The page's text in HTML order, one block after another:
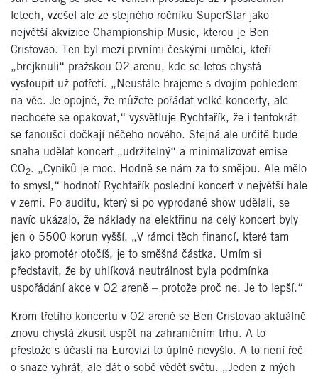
letech, vzešel ale ze stejného ročníku SuperStar jako
největší akvizice Championship Music, kterou je Ben
Cristovao. Ten byl mezi prvními českými umělci, kteří
„brejknuli“ pražskou O2 arenu, kde se letos chystá
vystoupit už potřetí. „Neustále hrajeme s dvojím pohledem
na věc. Je opojné, že můžete pořádat velké koncerty, ale
nechcete se opakovat,“ vysvětluje Rychtařík, že i tentokrát
se fanoušci dočkají něčeho nového. Stejná ale určitě bude
snaha udělat koncert „udržitelný“ a minimalizovat emise
CO2. „Cyniků je moc. Hodně se nám za to smějou. Ale mělo
to smysl,“ hodnotí Rychtařík poslední koncert v největší hale
v zemi. Po auditu, který si po vyprodané show udělali, se
navíc ukázalo, že náklady na elektřinu na celý koncert byly
jen o 5500 korun vyšší. „V rámci těch financí, které tam
jako promotér otočíš, je to směšná částka. Umím si
představit, že by uhlíková neutrálnost byla podmínka
uspořádání akce v O2 areně – protože proč ne. Je to lepší.“
Krom třetího koncertu v O2 areně se Ben Cristovao aktuálně
znovu chystá zkusit uspět na zahraničním trhu. A to
přestože s účastí na Eurovizi to úplně nevyšlo. A to není řeč
o snaze vyhrát, ale dát o sobě vědět světu. „Jeden z mých